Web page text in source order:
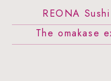
REONA
The omakase